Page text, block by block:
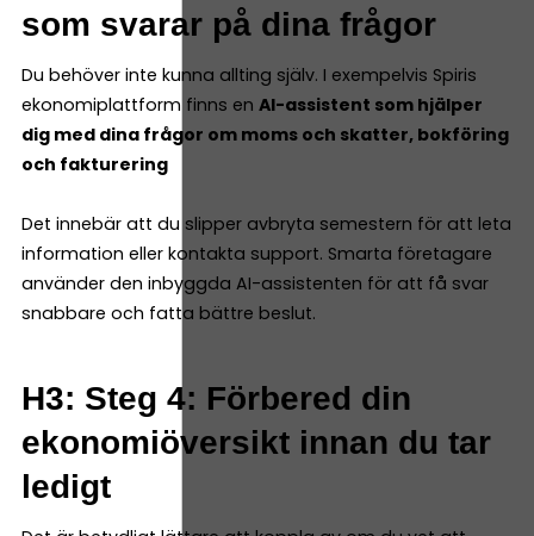
som svarar på dina frågor
Du behöver inte kunna allting själv. I exempelvis Spiris
ekonomiplattform finns en AI-assistent som hjälper
dig med dina frågor om moms och skatter, bokföring
och fakturering
Det innebär att du slipper avbryta semestern för att leta
information eller kontakta support. Smarta företagare
använder den inbyggda AI-assistenten för att få svar
snabbare och fatta bättre beslut.
H3: Steg 4: Förbered din
ekonomiöversikt innan du tar
ledigt